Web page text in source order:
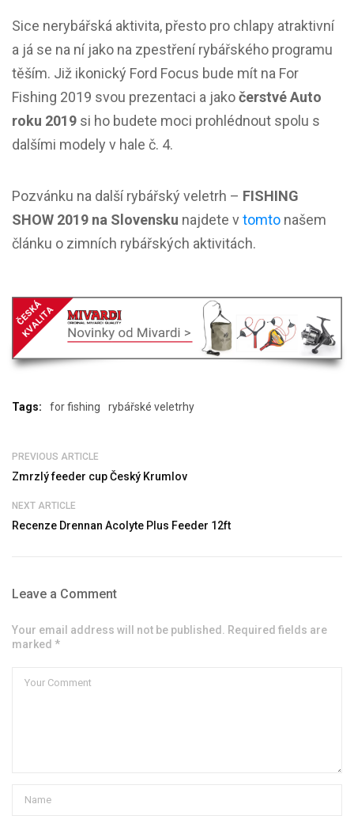
Sice nerybářská aktivita, přesto pro chlapy atraktivní
a já se na ní jako na zpestření rybářského programu
těším. Již ikonický Ford Focus bude mít na For
Fishing 2019 svou prezentaci a jakočerstvé Auto
roku 2019 si ho budete moci prohlédnout spolu s
dalšími modely v hale č. 4.
Pozvánku na další rybářský veletrh – FISHING
SHOW 2019 na Slovensku najdete vtomto našem
článku o zimních rybářských aktivitách.
Tags: for fishing rybářské veletrhy
PREVIOUS ARTICLE
Zmrzlý feeder cup Český Krumlov
NEXT ARTICLE
Recenze Drennan Acolyte Plus Feeder 12ft
Leave a Comment
Your email address will not be published. Required fields are
marked *